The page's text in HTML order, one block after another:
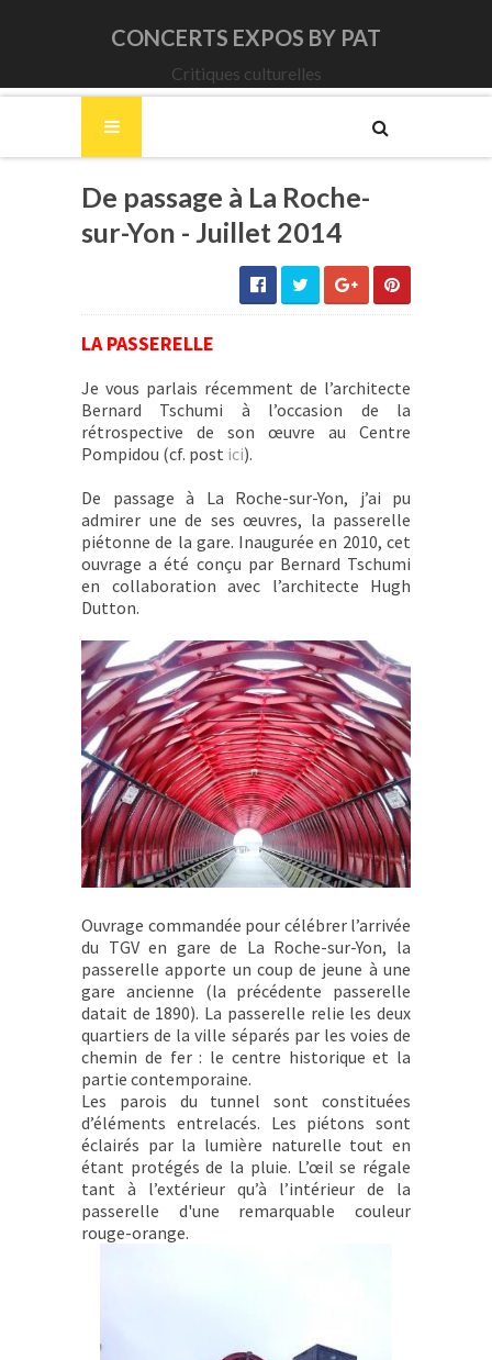
CONCERTS EXPOS BY PAT
Critiques culturelles
De passage à La Roche-
sur-Yon - Juillet 2014
LA PASSERELLE
Je vous parlais récemment de l’architecte
Bernard Tschumi à l’occasion de la
rétrospective de son œuvre au Centre
Pompidou (cf. post ici).
De passage à La Roche-sur-Yon, j’ai pu
admirer une de ses œuvres, la passerelle
piétonne de la gare. Inaugurée en 2010, cet
ouvrage a été conçu par Bernard Tschumi
en collaboration avec l’architecte Hugh
Dutton.
Ouvrage commandée pour célébrer l’arrivée
du TGV en gare de La Roche-sur-Yon, la
passerelle apporte un coup de jeune à une
gare ancienne (la précédente passerelle
datait de 1890). La passerelle relie les deux
quartiers de la ville séparés par les voies de
chemin de fer : le centre historique et la
partie contemporaine.
Les parois du tunnel sont constituées
d’éléments entrelacés. Les piétons sont
éclairés par la lumière naturelle tout en
étant protégés de la pluie. L’œil se régale
tant à l’extérieur qu’à l’intérieur de la
passerelle d'une remarquable couleur
rouge-orange.